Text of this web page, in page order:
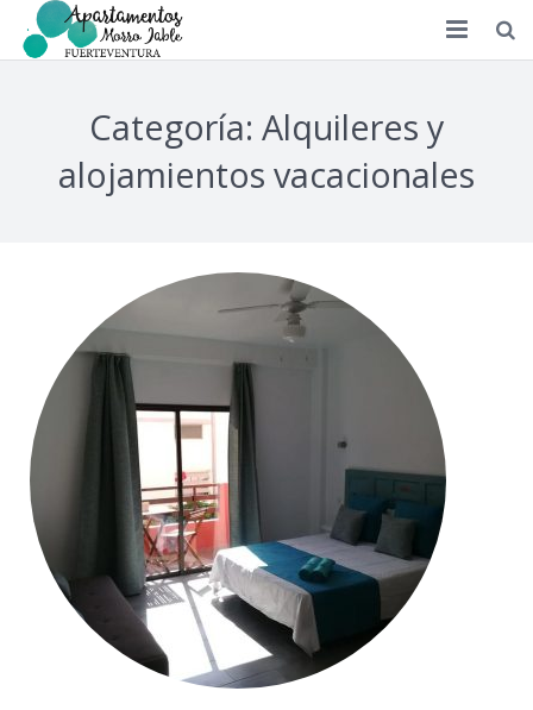
Contacto / Localización
Categoría: Alquileres y
alojamientos vacacionales